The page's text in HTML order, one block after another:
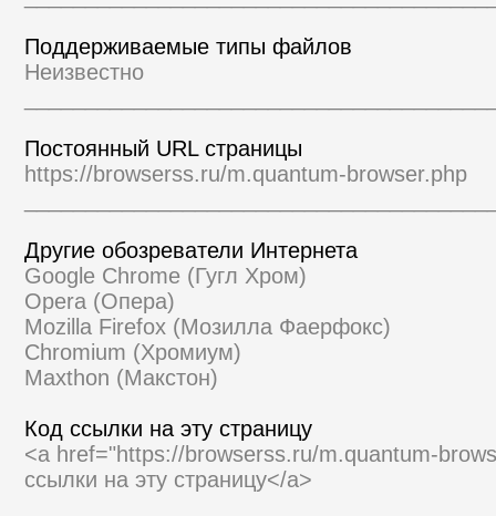
Поддерживаемые типы файлов
Неизвестно
Постоянный URL страницы
https://browserss.ru/m.quantum-browser.php
Другие обозреватели Интернета
Google Chrome (Гугл Хром)
Opera (Опера)
Mozilla Firefox (Мозилла Фаерфокс)
Chromium (Хромиум)
Maxthon (Макстон)
Код ссылки на эту страницу
<a href="https://browserss.ru/m.quantum-
ссылки на эту страницу</a>